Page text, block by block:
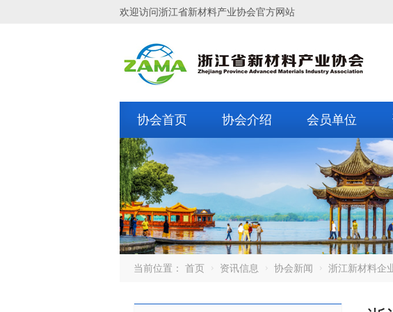
欢迎访问浙江省新材料产业协会官方网站
协会首页 协会介绍 会员单位
当前位置： 首页 资讯信息 协会新闻 浙江新材料企